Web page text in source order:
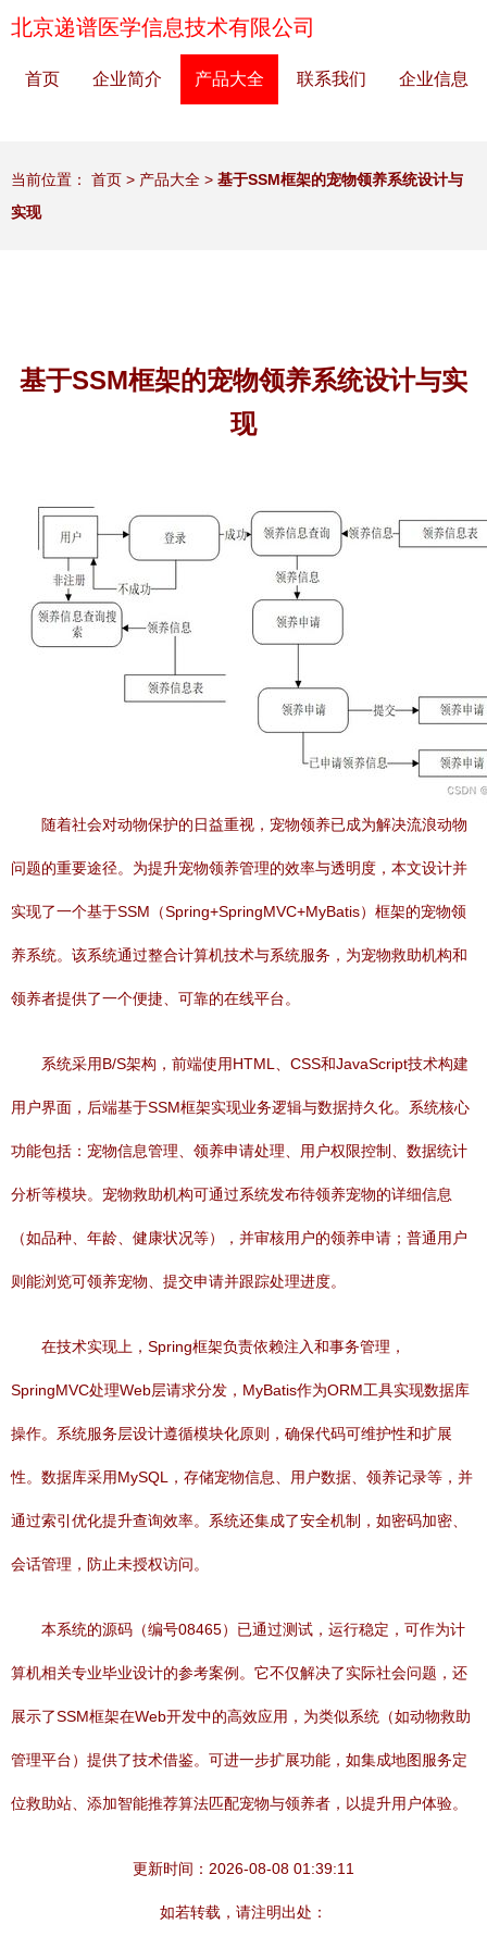
北京递谱医学信息技术有限公司
首页 企业简介 产品大全 联系我们 企业信息
当前位置： 首页 > 产品大全 > 基于SSM框架的宠物领养系统设计与
实现
基于SSM框架的宠物领养系统设计与实
现
随着社会对动物保护的日益重视，宠物领养已成为解决流浪动物
问题的重要途径。为提升宠物领养管理的效率与透明度，本文设计并
实现了一个基于SSM（Spring+SpringMVC+MyBatis）框架的宠物领
养系统。该系统通过整合计算机技术与系统服务，为宠物救助机构和
领养者提供了一个便捷、可靠的在线平台。
系统采用B/S架构，前端使用HTML、CSS和JavaScript技术构建
用户界面，后端基于SSM框架实现业务逻辑与数据持久化。系统核心
功能包括：宠物信息管理、领养申请处理、用户权限控制、数据统计
分析等模块。宠物救助机构可通过系统发布待领养宠物的详细信息
（如品种、年龄、健康状况等），并审核用户的领养申请；普通用户
则能浏览可领养宠物、提交申请并跟踪处理进度。
在技术实现上，Spring框架负责依赖注入和事务管理，
SpringMVC处理Web层请求分发，MyBatis作为ORM工具实现数据库
操作。系统服务层设计遵循模块化原则，确保代码可维护性和扩展
性。数据库采用MySQL，存储宠物信息、用户数据、领养记录等，并
通过索引优化提升查询效率。系统还集成了安全机制，如密码加密、
会话管理，防止未授权访问。
本系统的源码（编号08465）已通过测试，运行稳定，可作为计
算机相关专业毕业设计的参考案例。它不仅解决了实际社会问题，还
展示了SSM框架在Web开发中的高效应用，为类似系统（如动物救助
管理平台）提供了技术借鉴。可进一步扩展功能，如集成地图服务定
位救助站、添加智能推荐算法匹配宠物与领养者，以提升用户体验。
更新时间：2026-08-08 01:39:11
如若转载，请注明出处：